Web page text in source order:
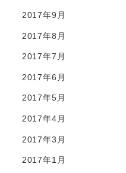
2017年9月
2017年8月
2017年7月
2017年6月
2017年5月
2017年4月
2017年3月
2017年1月